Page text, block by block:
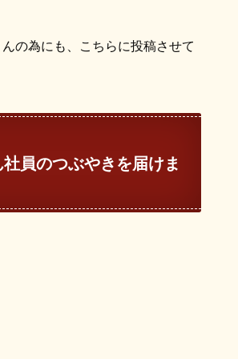
の為にも、こちらに投稿させて
員のつぶやきを届けま